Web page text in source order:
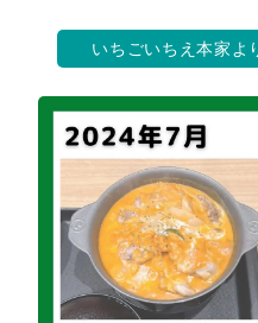
いちごいちえ本家よ